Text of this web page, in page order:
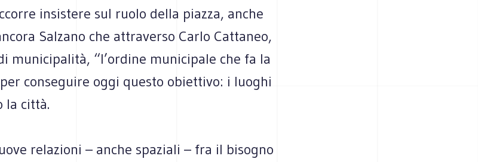
insistere sul ruolo della piazza, anche
Salzano che attraverso Carlo Cattaneo,
municipalità, “l’ordine municipale che fa la
conseguire oggi questo obiettivo: i luoghi
la città.
relazioni – anche spaziali – fra il bisogno